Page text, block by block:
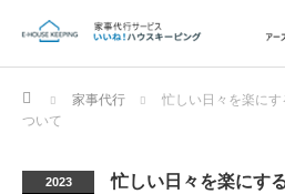
Home 家事代行
忙しい日々を楽に
ついて
2023
忙しい日々を楽にす